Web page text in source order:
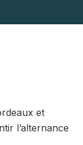
et
l’alternance